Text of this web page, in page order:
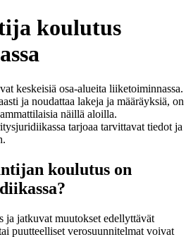
koulutus
keskeisiä osa-alueita liiketoiminnassa.
ja noudattaa lakeja ja määräyksiä, on
näillä aloilla.
tarjoaa tarvittavat tiedot ja
koulutus on
ja jatkuvat muutokset edellyttävät
puutteelliset verosuunnitelmat voivat